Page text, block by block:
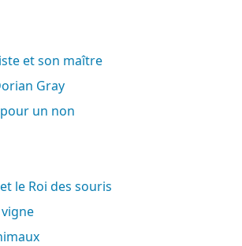
et son maître
Gray
un non
le Roi des souris
vigne